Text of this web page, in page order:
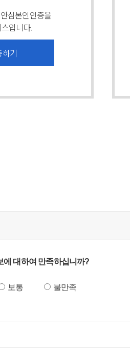
심본인인증을
입니다.
기
에 대하여 만족하십니까?
보통
불만족